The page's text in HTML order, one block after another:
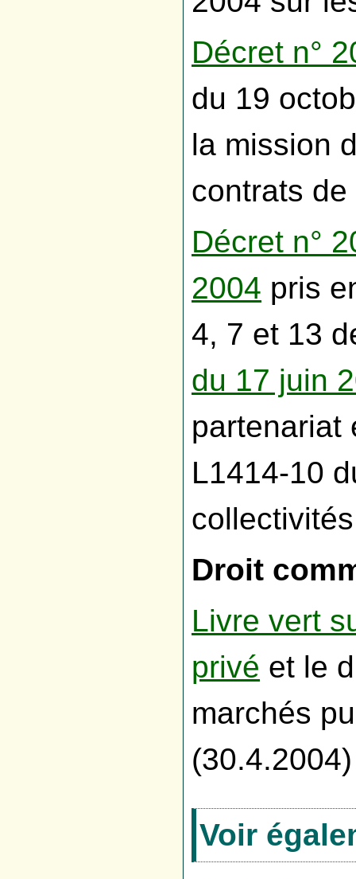
Décret n°
du 19
la mission
contrats
Décret n°
2004 pris
4, 7 et 13
du 17 juin
partenariat
L1414-10
Droit
Livre vert
privé et le
marchés
(30.4.2004)
Voir